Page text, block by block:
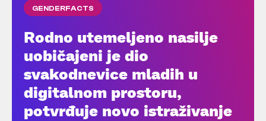
GENDERFACTS
Rodno utemeljeno nasilje
uobičajeni je dio
svakodnevice mladih u
digitalnom prostoru,
potvrđuje novo istraživanje